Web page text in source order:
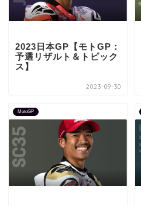
2023日本GP【モトGP：
予選リザルト＆トピック
ス】
2023-09-30
MotoGP